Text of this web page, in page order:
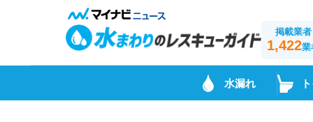
掲載業者
1,422業
水漏れ